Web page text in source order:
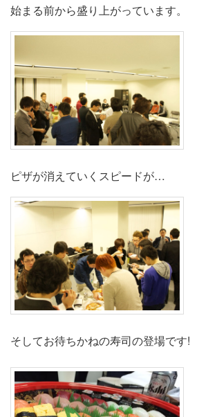
始まる前から盛り上がっています。
ピザが消えていくスピードが…
そしてお待ちかねの寿司の登場です!